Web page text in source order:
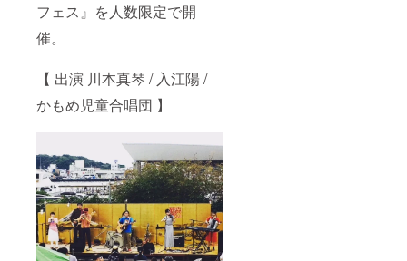
フェス』を人数限定で開
催。
【 出演 川本真琴 / 入江陽 /
かもめ児童合唱団 】